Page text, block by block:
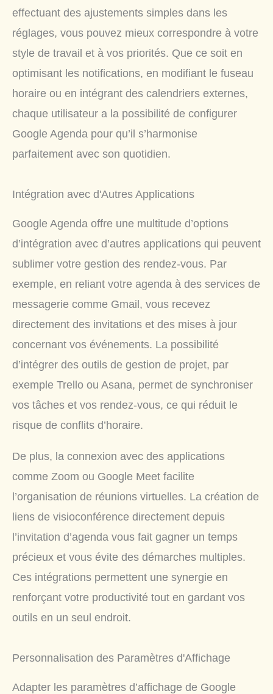
effectuant des ajustements simples dans les
réglages, vous pouvez mieux correspondre à votre
style de travail et à vos priorités. Que ce soit en
optimisant les notifications, en modifiant le fuseau
horaire ou en intégrant des calendriers externes,
chaque utilisateur a la possibilité de configurer
Google Agenda pour qu’il s’harmonise
parfaitement avec son quotidien.
Intégration avec d'Autres Applications
Google Agenda offre une multitude d’options
d’intégration avec d’autres applications qui peuvent
sublimer votre gestion des rendez-vous. Par
exemple, en reliant votre agenda à des services de
messagerie comme Gmail, vous recevez
directement des invitations et des mises à jour
concernant vos événements. La possibilité
d’intégrer des outils de gestion de projet, par
exemple Trello ou Asana, permet de synchroniser
vos tâches et vos rendez-vous, ce qui réduit le
risque de conflits d’horaire.
De plus, la connexion avec des applications
comme Zoom ou Google Meet facilite
l’organisation de réunions virtuelles. La création de
liens de visioconférence directement depuis
l’invitation d’agenda vous fait gagner un temps
précieux et vous évite des démarches multiples.
Ces intégrations permettent une synergie en
renforçant votre productivité tout en gardant vos
outils en un seul endroit.
Personnalisation des Paramètres d'Affichage
Adapter les paramètres d’affichage de Google